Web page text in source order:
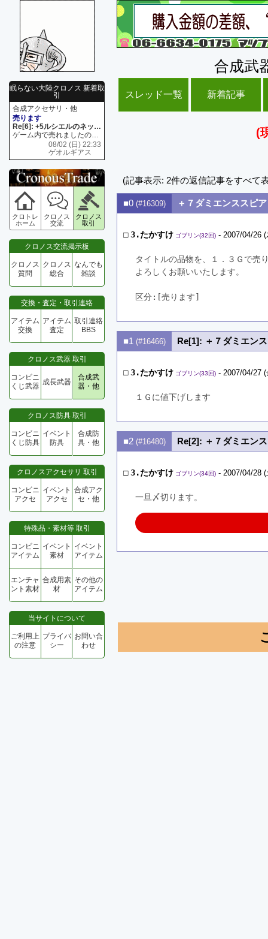
眠らない大陸クロノス 新着取
引
合成アクセサリ・他
売ります
Re[6]: +5ルシエルのネックレス
ゲーム内で売れましたので 在庫がネク1 リング4 となります リングのお値段は80G といたします
08/02 (日) 22:33
ゲオルギアス
クロトレ
ホーム
クロノス
交流
クロノス
取引
クロノス交流掲示板
クロノス
質問
クロノス
総合
なんでも
雑談
交換・査定・取引連絡
アイテム
交換
アイテム
査定
取引連絡
BBS
クロノス武器 取引
コンビニ
くじ武器 成長武器
合成武
器・他
クロノス防具 取引
コンビニ
くじ防具
イベント
防具
合成防
具・他
クロノスアクセサリ 取引
コンビニ
アクセ
イベント
アクセ
合成アク
セ・他
特殊品・素材等 取引
コンビニ
アイテム
イベント
素材
イベント
アイテム
エンチャ
ント素材
合成用素
材
その他の
アイテム
当サイトについて
ご利用上
の注意
プライバ
シー
お問い合
わせ
合成武
スレッド一覧 新着記事
(
(記事表示: 2件の返信記事をすべて
■0 (#16309) ＋７ダミエンススピア
□3.たかすけ ゴブリン(32回) - 2007/04/26
タイトルの品物を、１．３Ｇで売
よろしくお願いいたします。
区分:[売ります]
■1 (#16466) Re[1]: ＋７ダミエン
□3.たかすけ ゴブリン(33回) - 2007/04/27
１Ｇに値下げします
■2 (#16480) Re[2]: ＋７ダミエン
□3.たかすけ ゴブリン(34回) - 2007/04/28
一旦〆切ります。